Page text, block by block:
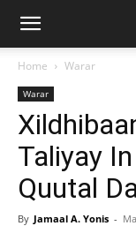
Home Warar
Warar
Taliyay
Quutal
By Jamaal A. Yonis -